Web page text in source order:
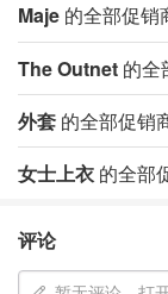
Maje 的全部促销
The Outnet 的全
外套 的全部促销
女士上衣 的全部
评论